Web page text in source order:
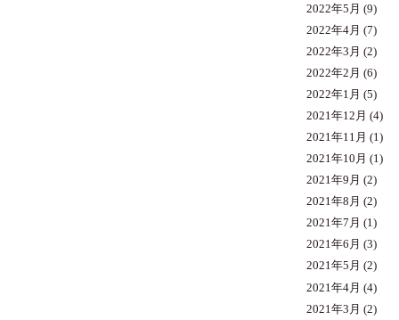
2022年5月 (9)
2022年4月 (7)
2022年3月 (2)
2022年2月 (6)
2022年1月 (5)
2021年12月 (4)
2021年11月 (1)
2021年10月 (1)
2021年9月 (2)
2021年8月 (2)
2021年7月 (1)
2021年6月 (3)
2021年5月 (2)
2021年4月 (4)
2021年3月 (2)